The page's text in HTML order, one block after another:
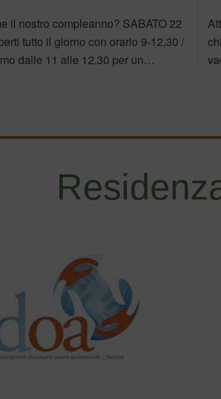
il nostro compleanno? SABATO 22
tutto il giorno con orario 9-12,30 /
dalle 11 alle 12,30 per un